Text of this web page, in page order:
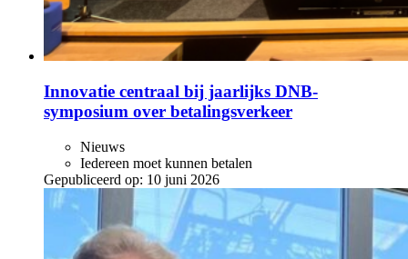
Innovatie centraal bij jaarlijks DNB-
symposium over betalingsverkeer
Nieuws
Iedereen moet kunnen betalen
Gepubliceerd op: 10 juni 2026